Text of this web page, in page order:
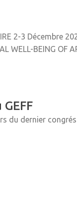
2-3 Décembre
WELL-BEING OF
du dernier